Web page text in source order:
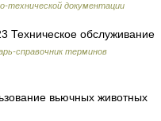
технической документации
Техническое обслуживание
справочник терминов
вьючных животных